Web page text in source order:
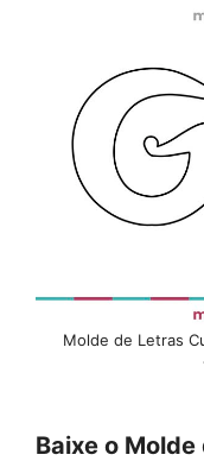
Molde de Letras
Baixe o